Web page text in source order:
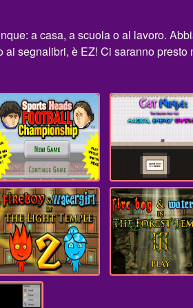
a casa, a scuola o al lavoro.
segnalibri, è EZ! Ci saranno presto